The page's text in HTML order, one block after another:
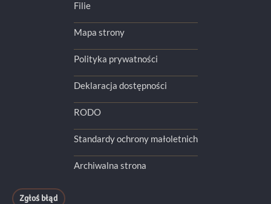
Filie
Mapa strony
Polityka prywatności
Deklaracja dostępności
RODO
Standardy ochrony małoletnich
Archiwalna strona
Zgłoś błąd